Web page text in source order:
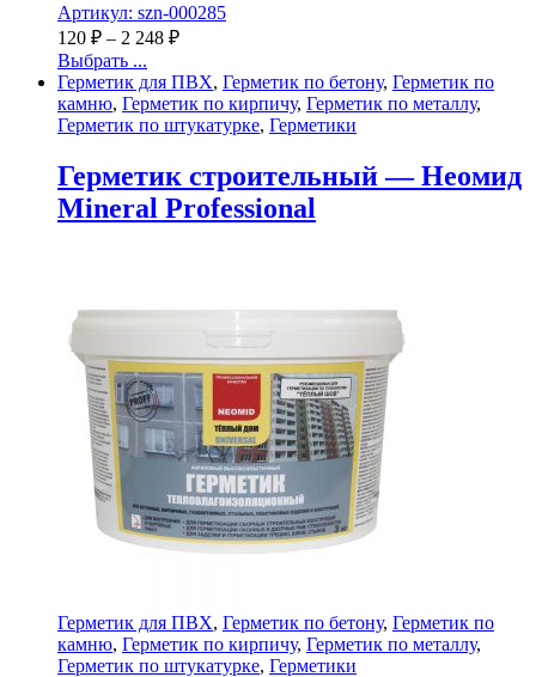
Артикул: szn-000285
120 ₽ – 2 248 ₽
Выбрать ...
Герметик для ПВХ, Герметик по бетону, Герметик по
камню, Герметик по кирпичу, Герметик по металлу,
Герметик по штукатурке, Герметики
Герметик строительный — Неомид
Mineral Professional
Герметик для ПВХ, Герметик по бетону, Герметик по
камню, Герметик по кирпичу, Герметик по металлу,
Герметик по штукатурке, Герметики